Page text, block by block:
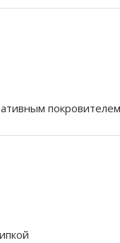
покровителем